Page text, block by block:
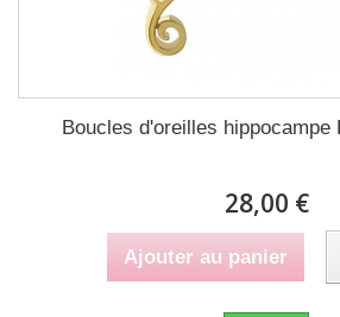
Boucles d'oreilles hippocampe
28,00 €
Ajouter au panier